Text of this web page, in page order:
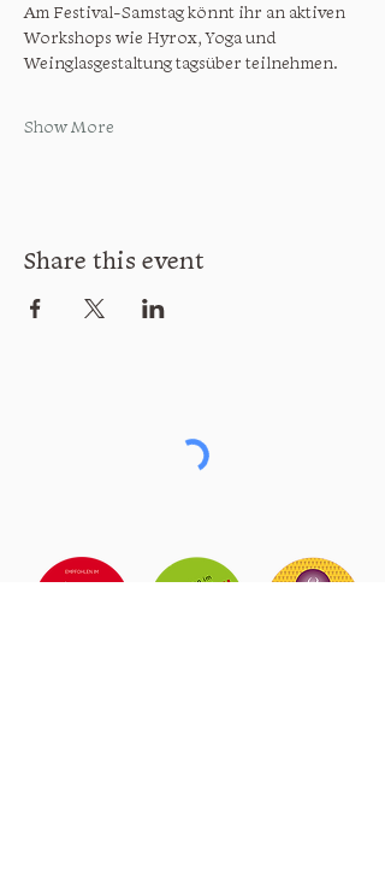
Am Festival-Samstag könnt ihr an aktiven
Workshops wie Hyrox, Yoga und
Weinglasgestaltung tagsüber teilnehmen.
Show More
Share this event